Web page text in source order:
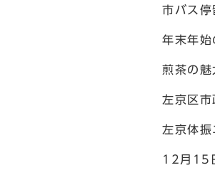
市バス停
年末年始
煎茶の
左京区市
左京体振
12月15